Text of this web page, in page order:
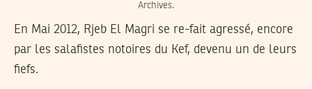
Archives.
En Mai 2012, Rjeb El Magri se re-fait agressé, encore
par les salafistes notoires du Kef, devenu un de leurs
fiefs.